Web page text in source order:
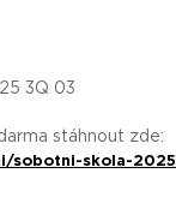
3Q 03
stáhnout zde:
sobotni-skola-2025